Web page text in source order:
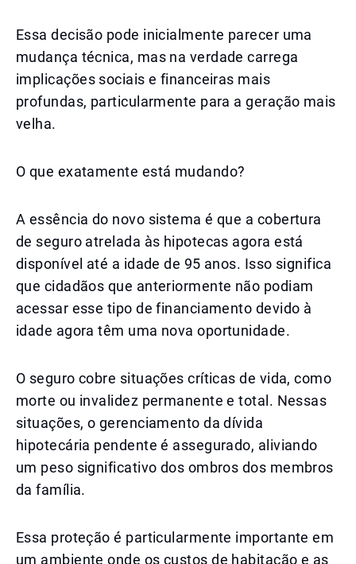
Essa decisão pode inicialmente parecer uma
mudança técnica, mas na verdade carrega
implicações sociais e financeiras mais
profundas, particularmente para a geração mais
velha.
O que exatamente está mudando?
A essência do novo sistema é que a cobertura
de seguro atrelada às hipotecas agora está
disponível até a idade de 95 anos. Isso significa
que cidadãos que anteriormente não podiam
acessar esse tipo de financiamento devido à
idade agora têm uma nova oportunidade.
O seguro cobre situações críticas de vida, como
morte ou invalidez permanente e total. Nessas
situações, o gerenciamento da dívida
hipotecária pendente é assegurado, aliviando
um peso significativo dos ombros dos membros
da família.
Essa proteção é particularmente importante em
um ambiente onde os custos de habitação e as